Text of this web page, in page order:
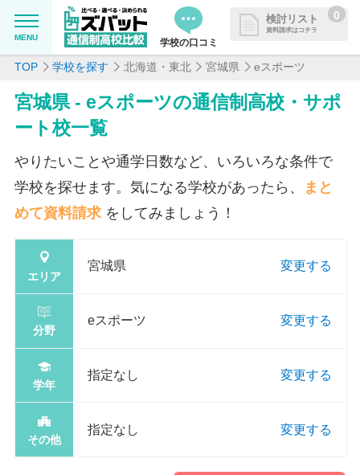
MENU 学校の口コミ
検討リスト
資料請求はコチラ
0
追加した学校を一覧で確認・まと
MENU
学校を探したい
通信制高校について知りたい
はじめての方へ
よくある質問
掲載を希望される学校様へ
TOP 学校を探す 北海道・東北 宮城県 eスポーツ
宮城県 - eスポーツの通信制高校・サポ
ート校一覧
やりたいことや通学日数など、いろいろな条件で
学校を探せます。気になる学校があったら、
まと
めて資料請求をしてみましょう！
エリア
宮城県 変更する
分野
eスポーツ 変更する
学年
指定なし 変更する
その他
指定なし 変更する